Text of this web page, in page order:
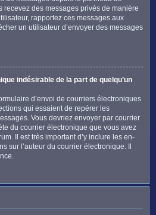
recevez des messages privés de manière
rapportez ces messages aux
un utilisateur d’envoyer des messages
indésirable de la part de quelqu’un
d’envoi de courriers électroniques
qui essaient de repérer les
Vous devriez envoyer par courrier
du courrier électronique que vous avez
Il est très important d’y inclure les en-
sur l’auteur du courrier électronique. Il